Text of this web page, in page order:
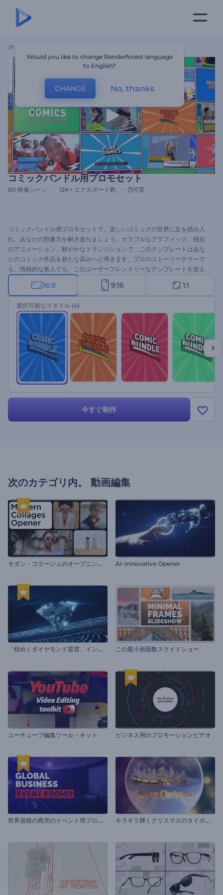
ホーム
コミックバンドル用プロモセット
80 映像シーン 12K+ エクスポート数 可変
コミックバンドル用プロモセットで、楽しいコミックの世界に足を踏み入
れ、あなたの想像力を解き放ちましょう。カラフルなグラフィック、独自
のアニメーション、鮮やかなトランジションで、このテンプレートはあな
たのコミック作品を新たな高みへと導きます。プロのストーリーテラーで
も、情熱的な新人でも、このユーザーフレンドリーなテンプレートを使え
ば、ユニークなストーリーを簡単に作ることができます。あなたのアイデ
アに共鳴するシーンを選び、テキストを入力し、アップビートな音楽トラ
ックとナレーションでビデオを完成させましょう。視聴者を惹きつけ、話
題性のあるプロモーションで次のリリースを待ち望ませましょう。今すぐ
お試しください！
16:9 9:16 1:1
選択可能なスタイル (4)
今すぐ制作
次のカテゴリ内。 動画編集
モ
ダン・コラージュのオープニング動画 AI-Innovative Opener
「
煌めくダイヤモンド星雲」イントロ この最小画面数スライドショー
ユーチューブ編集ツール・キット ビジネス用のプロモーションビデオ
世
界規模の商売のイベント用プロモーションビデオ キ
ラキラ輝くクリスマスのタイポグラフィ
Would you like to change Renderforest language
to English?
CHANGE No, thanks